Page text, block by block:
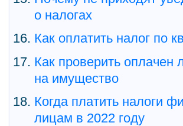
о налогах
Как оплатить налог по
Как проверить оплачен
на имущество
Когда платить налоги
лицам в 2022 году